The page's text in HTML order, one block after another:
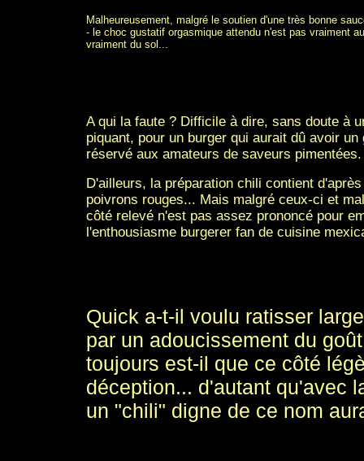
Malheureusement, malgré le soutien d'une très bonne
- le choc gustatif orgasmique attendu n'est pas vraiment
vraiment du sol...
A qui la faute ? Difficile à dire, sans doute à
piquant, pour un burger qui aurait dû avoir un
réservé aux amateurs de saveurs pimentées.
D'ailleurs, la préparation chili contient
poivrons rouges... Mais malgré ceux-ci et
côté relevé n'est pas assez prononcé pour
l'enthousiasme burgerer fan de cuisine
Quick a-t-il voulu ratisser
par un adoucissement du
toujours est-il que ce côté
déception... d'autant qu'avec
un "chili" digne de ce nom